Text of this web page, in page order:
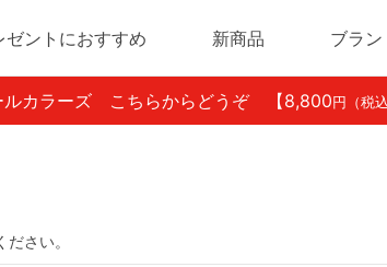
ゼントにおすすめ 新商品 ブラン
ルカラーズ こちらからどうぞ 【8,800 円（税
さい。